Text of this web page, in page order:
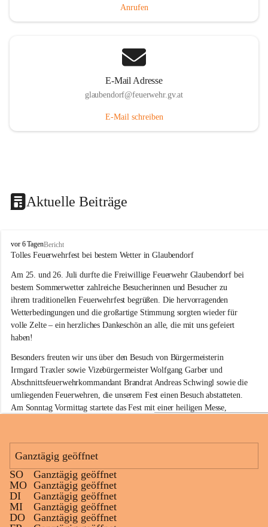
Anrufen
E-Mail Adresse
glaubendorf@feuerwehr.gv.at
E-Mail schreiben
Aktuelle Beiträge
F
r
i
w
i
l
i
g
e
F
e
u
e
r
w
G
l
a
u
b
e
n
vor 6 TagenBericht
Tolles Feuerwehrfest bei bestem Wetter in Glaubendorf
Am 25. und 26. Juli durfte die Freiwillige Feuerwehr Glaubendorf bei
bestem Sommerwetter zahlreiche Besucherinnen und Besucher zu
ihrem traditionellen Feuerwehrfest begrüßen. Die hervorragenden
Wetterbedingungen und die großartige Stimmung sorgten wieder für
volle Zelte – ein herzliches Dankeschön an alle, die mit uns gefeiert
haben!
Besonders freuten wir uns über den Besuch von Bürgermeisterin
Irmgard Traxler sowie Vizebürgermeister Wolfgang Garber und
Abschnittsfeuerwehrkommandant Brandrat Andreas Schwingl sowie die
umliegenden Feuerwehren, die unserem Fest einen Besuch abstatteten.
Am Sonntag Vormittag startete das Fest mit einer heiligen Messe,
Musikverein Rußbach, der mit seinem Frühschoppenkonzert beste
Eine Hüpfburg sowie verschiedene Spiele sorgten für jede Menge Spaß
und Unterhaltung.
Kulinarisch war ebenfalls für jeden Geschmack etwas dabei. Neben
köstlichen Grillspezialitäten am gesamten Wochenende standen am
Ganztägig geöffnet
SO
Ganztägig geöffnet
MO Ganztägig geöffnet
DI
Ganztägig geöffnet
MI
Ganztägig geöffnet
DO
Ganztägig geöffnet